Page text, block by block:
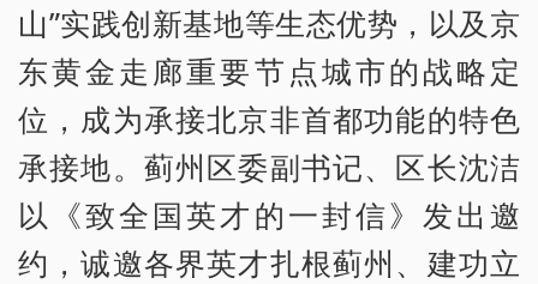
山”实践创新基地等生态优势，以及京
东黄金走廊重要节点城市的战略定
位，成为承接北京非首都功能的特色
承接地。蓟州区委副书记、区长沈洁
以《致全国英才的一封信》发出邀
约，诚邀各界英才扎根蓟州、建功立